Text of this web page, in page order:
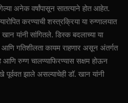
अनेक वर्षांपासून सातत्याने होत आहेत.
करण्याची शस्त्रक्रिया या रुग्णालयात
यांनी सांगितले. डिस्क बदलाच्या या
आणि गतिशीलता कायम राहणार असून अंतर्गत
आणि रुग्ण चालण्याफिरण्यास सक्षम होऊन
पूर्ववत झाले असल्याचेही डॉ. खान यांनी